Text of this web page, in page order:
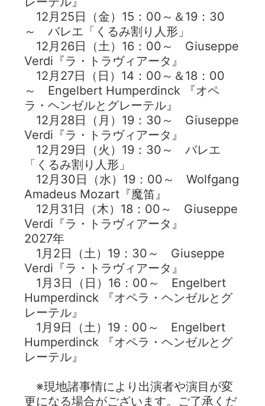
12月25日（金）15：00～＆19：30
～ バレエ「くるみ割り人形」
12月26日（土）16：00～ Giuseppe
Verdi『ラ・トラヴィアータ』
12月27日（日）14：00～＆18：00
～ Engelbert Humperdinck 『オペ
ラ・ヘンゼルとグレーテル』
12月28日（月）19：30～ Giuseppe
Verdi『ラ・トラヴィアータ』
12月29日（火）19：30～ バレエ
「くるみ割り人形」
12月30日（水）19：00～ Wolfgang
Amadeus Mozart『魔笛』
12月31日（木）18：00～ Giuseppe
Verdi『ラ・トラヴィアータ』
2027年
1月2日（土）19：30～ Giuseppe
Verdi『ラ・トラヴィアータ』
1月3日（日）16：00～ Engelbert
Humperdinck 『オペラ・ヘンゼルとグ
レーテル』
1月9日（土）19：00～ Engelbert
Humperdinck 『オペラ・ヘンゼルとグ
レーテル』
※現地諸事情により出演者や演目が変
更になる場合がございます。ご了承くだ